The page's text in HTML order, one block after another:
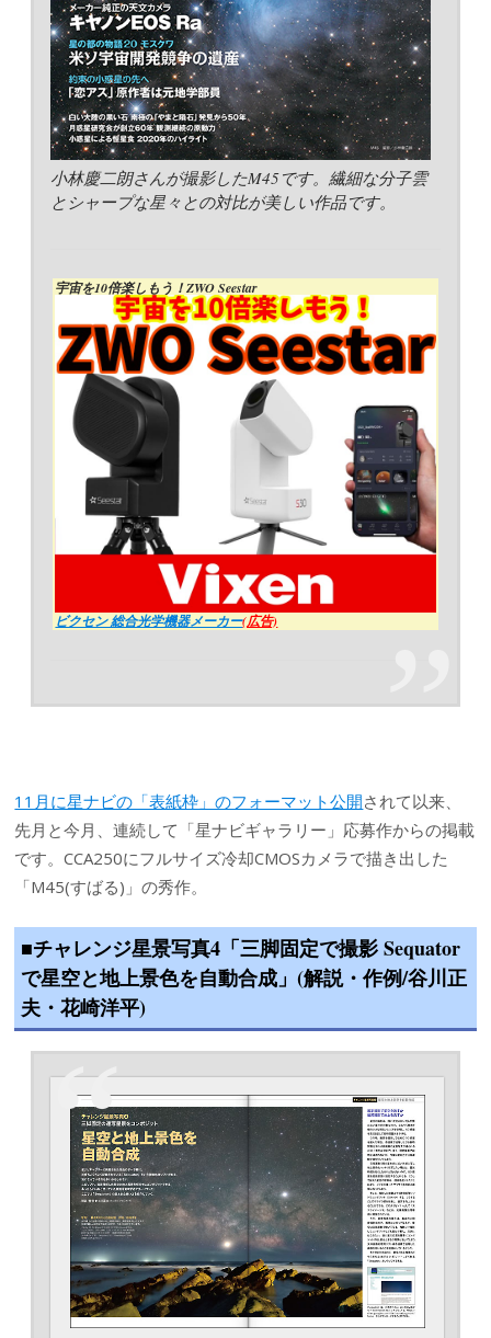
小林慶二朗さんが撮影したM45です。繊細な分子雲
とシャープな星々との対比が美しい作品です。
宇宙を10倍楽しもう！ZWO Seestar
ビクセン 総合光学機器メーカー(広告)
11月に星ナビの「表紙枠」のフォーマット公開されて以来、
先月と今月、連続して「星ナビギャラリー」応募作からの掲載
です。CCA250にフルサイズ冷却CMOSカメラで描き出した
「M45(すばる)」の秀作。
■チャレンジ星景写真4「三脚固定で撮影 Sequator
で星空と地上景色を自動合成」(解説・作例/谷川正
夫・花崎洋平)